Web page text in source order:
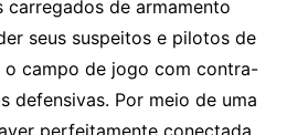
carregados de armamento
seus suspeitos e pilotos de
o campo de jogo com contra-
defensivas. Por meio de uma
perfeitamente conectada